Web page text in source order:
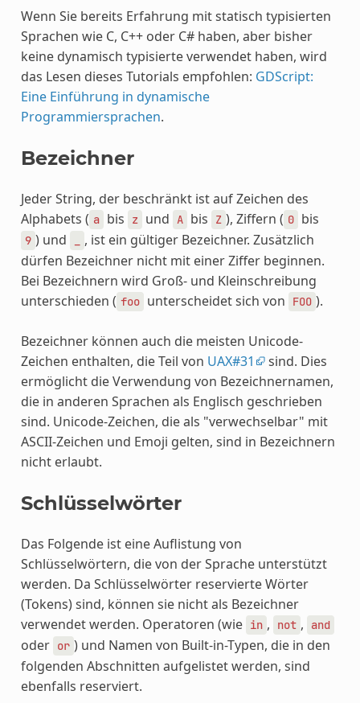
Wenn Sie bereits Erfahrung mit statisch typisierten
Sprachen wie C, C++ oder C# haben, aber bisher
keine dynamisch typisierte verwendet haben, wird
das Lesen dieses Tutorials empfohlen: GDScript:
Eine Einführung in dynamische
Programmiersprachen.
Bezeichner
Jeder String, der beschränkt ist auf Zeichen des
Alphabets ( a bis z und A bis Z ), Ziffern ( 0 bis
9 ) und
, ist ein gültiger Bezeichner. Zusätzlich
dürfen Bezeichner nicht mit einer Ziffer beginnen.
Bei Bezeichnern wird Groß- und Kleinschreibung
unterschieden ( foo unterscheidet sich von FOO ).
Bezeichner können auch die meisten Unicode-
Zeichen enthalten, die Teil von UAX#31
sind. Dies
ermöglicht die Verwendung von Bezeichnernamen,
die in anderen Sprachen als Englisch geschrieben
sind. Unicode-Zeichen, die als "verwechselbar" mit
ASCII-Zeichen und Emoji gelten, sind in Bezeichnern
nicht erlaubt.
Schlüsselwörter
Das Folgende ist eine Auflistung von
Schlüsselwörtern, die von der Sprache unterstützt
werden. Da Schlüsselwörter reservierte Wörter
(Tokens) sind, können sie nicht als Bezeichner
verwendet werden. Operatoren (wie in , not , and
oder or ) und Namen von Built-in-Typen, die in den
folgenden Abschnitten aufgelistet werden, sind
ebenfalls reserviert.